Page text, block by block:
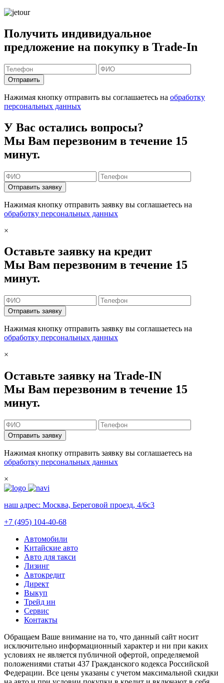
Получить индивидуальное
предложение на покупку в Trade-In
Отправить
Нажимая кнопку отправить вы соглашаетесь на обработку
персональных данных
У Вас остались вопросы?
Мы Вам перезвоним в течение 15
минут.
Отправить заявку
Нажимая кнопку отправить заявку вы соглашаетесь на
обработку персональных данных
×
Оставьте заявку на кредит
Мы Вам перезвоним в течение 15
минут.
Отправить заявку
Нажимая кнопку отправить заявку вы соглашаетесь на
обработку персональных данных
×
Оставьте заявку на Trade-IN
Мы Вам перезвоним в течение 15
минут.
Отправить заявку
Нажимая кнопку отправить заявку вы соглашаетесь на
обработку персональных данных
×
наш адрес: Москва, Береговой проезд, 4/6с3
+7 (495) 104-40-68
Автомобили
Китайские авто
Авто для такси
Лизинг
Автокредит
Директ
Выкуп
Трейд ин
Сервис
Контакты
Обращаем Ваше внимание на то, что данный сайт носит
исключительно информационный характер и ни при каких
условиях не является публичной офертой, определяемой
положениями статьи 437 Гражданского кодекса Российской
Федерации. Все цены указаны с учетом максимальной скидки